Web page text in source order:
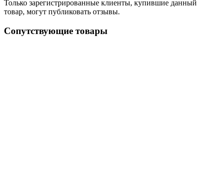
Только зарегистрированные клиенты, купившие данный
товар, могут публиковать отзывы.
Сопутствующие товары